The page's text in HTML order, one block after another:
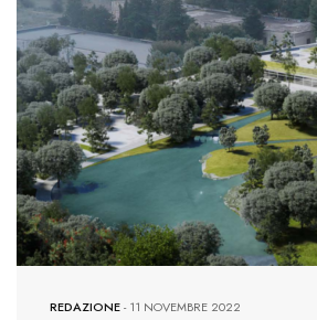
REDAZIONE-11 NOVEMBRE 2022